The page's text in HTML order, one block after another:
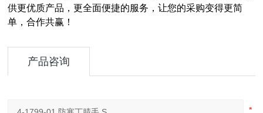
供更优质产品，更全面便捷的服务，让您的采购变得更简
单，合作共赢！
产品咨询